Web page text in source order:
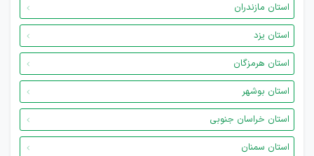
استان مازندران
استان یزد
استان هرمزگان
استان بوشهر
استان خراسان جنوبی
استان سمنان